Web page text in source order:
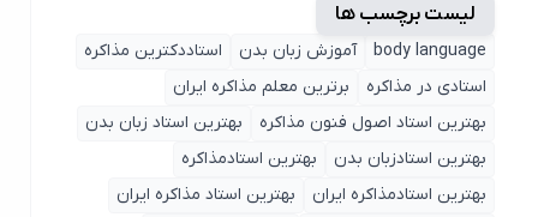
لیست برچسب ها
body language آموزش زبان بدن
استاددکترین مذاکره
استادی در مذاکره
برترین معلم مذاکره ایران
بهترین استاد اصول ‌فنون مذاکره
بهترین استاد زبان بدن
بهترین استادزبان بدن
بهترین استادمذاکره
بهترین استادمذاکره ایران
بهترین استاد مذاکره ایران